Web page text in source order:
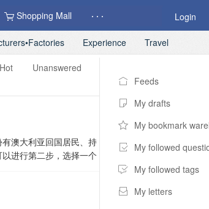
Shopping Mall · · · Login
Experience Travel
Unanswered
Hot
澳大利亚回国居民、持
进行第二步，选择一个
国际搬家公司都会提供
Feeds
My drafts
My bookmark
My followed
My followed tags
My letters